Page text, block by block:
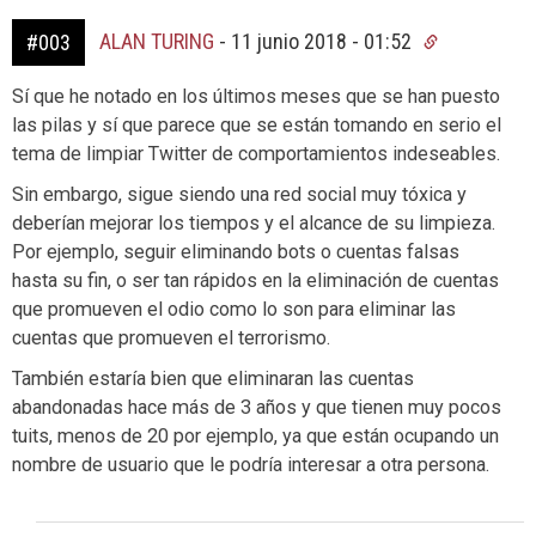
#003 ALAN TURING - 11 junio 2018 - 01:52
Sí que he notado en los últimos meses que se han puesto
las pilas y sí que parece que se están tomando en serio el
tema de limpiar Twitter de comportamientos indeseables.
Sin embargo, sigue siendo una red social muy tóxica y
deberían mejorar los tiempos y el alcance de su limpieza.
Por ejemplo, seguir eliminando bots o cuentas falsas
hasta su fin, o ser tan rápidos en la eliminación de cuentas
que promueven el odio como lo son para eliminar las
cuentas que promueven el terrorismo.
También estaría bien que eliminaran las cuentas
abandonadas hace más de 3 años y que tienen muy pocos
tuits, menos de 20 por ejemplo, ya que están ocupando un
nombre de usuario que le podría interesar a otra persona.